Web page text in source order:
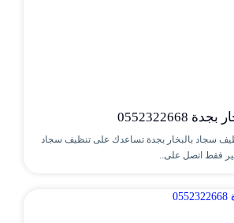
سجاد بالبخار بجدة تساعدك على تنظيف سجاد
فقط اتصل على..